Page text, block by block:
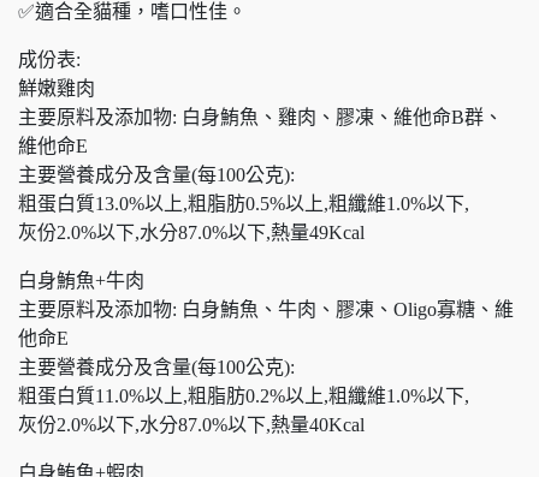
✅適合全貓種，嗜口性佳。
成份表:
鮮嫩雞肉
主要原料及添加物: 白身鮪魚、雞肉、膠凍、維他命B群、
維他命E
主要營養成分及含量(每100公克):
粗蛋白質13.0%以上,粗脂肪0.5%以上,粗纖維1.0%以下,
灰份2.0%以下,水分87.0%以下,熱量49Kcal
白身鮪魚+牛肉
主要原料及添加物: 白身鮪魚、牛肉、膠凍、Oligo寡糖、維
他命E
主要營養成分及含量(每100公克):
粗蛋白質11.0%以上,粗脂肪0.2%以上,粗纖維1.0%以下,
灰份2.0%以下,水分87.0%以下,熱量40Kcal
白身鮪魚+蝦肉